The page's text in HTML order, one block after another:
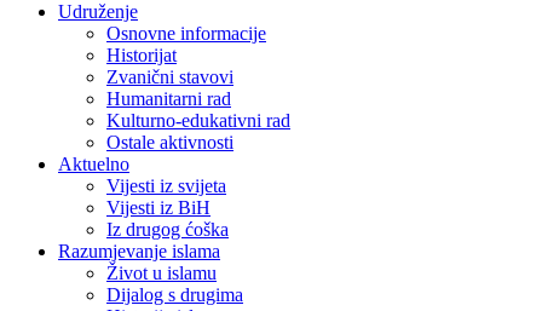
Udruženje
Osnovne informacije
Historijat
Zvanični stavovi
Humanitarni rad
Kulturno-edukativni rad
Ostale aktivnosti
Aktuelno
Vijesti iz svijeta
Vijesti iz BiH
Iz drugog ćoška
Razumjevanje islama
Život u islamu
Dijalog s drugima